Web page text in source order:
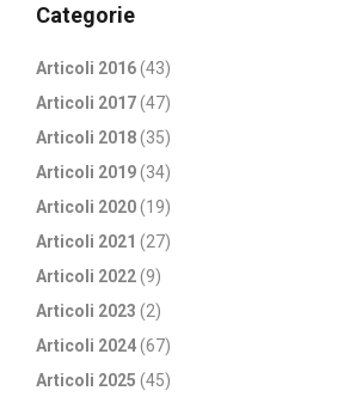
Categorie
Articoli 2016(43)
Articoli 2017(47)
Articoli 2018(35)
Articoli 2019(34)
Articoli 2020(19)
Articoli 2021 (27)
Articoli 2022(9)
Articoli 2023 (2)
Articoli 2024(67)
Articoli 2025 (45)